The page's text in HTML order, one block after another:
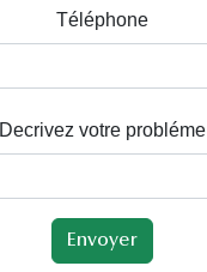
Téléphone
Decrivez votre probléme